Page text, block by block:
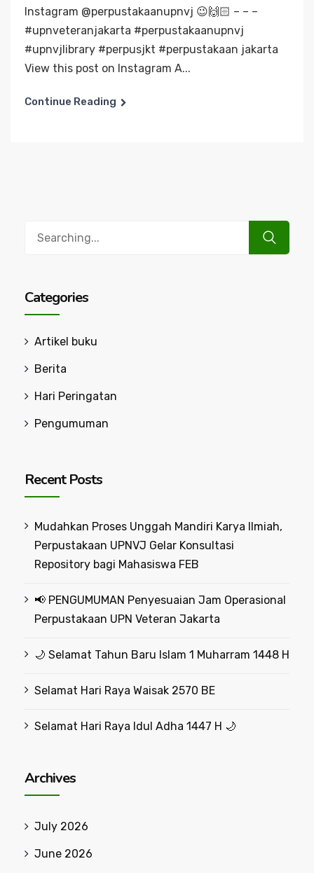
Instagram @perpustakaanupnvj 😉🙌🏻 – – –
#upnveteranjakarta #perpustakaanupnvj
#upnvjlibrary #perpusjkt #perpustakaan jakarta
View this post on Instagram A...
Continue Reading
Categories
Artikel buku
Berita
Hari Peringatan
Pengumuman
Recent Posts
Mudahkan Proses Unggah Mandiri Karya Ilmiah,
Perpustakaan UPNVJ Gelar Konsultasi
Repository bagi Mahasiswa FEB
📢 PENGUMUMAN Penyesuaian Jam Operasional
Perpustakaan UPN Veteran Jakarta
🌙 Selamat Tahun Baru Islam 1 Muharram 1448 H
Selamat Hari Raya Waisak 2570 BE
Selamat Hari Raya Idul Adha 1447 H 🌙
Archives
July 2026
June 2026